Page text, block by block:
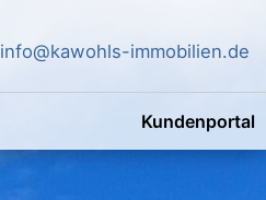
info@kawohls-immobilien.de
Kundenportal